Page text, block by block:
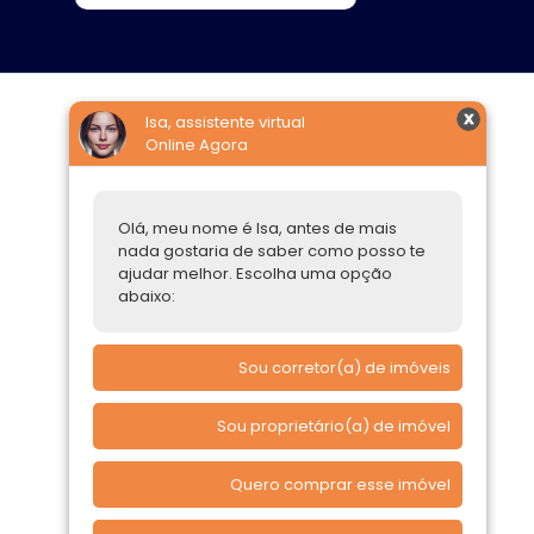
Isa, assistente virtual
Online Agora
Olá, meu nome é Isa, antes de mais
nada gostaria de saber como posso te
ajudar melhor. Escolha uma opção
abaixo:
Sou corretor(a) de imóveis
Sou proprietário(a) de imóvel
Quero comprar esse imóvel
Construtoras
Comprar ou alugar
Quero Comprar